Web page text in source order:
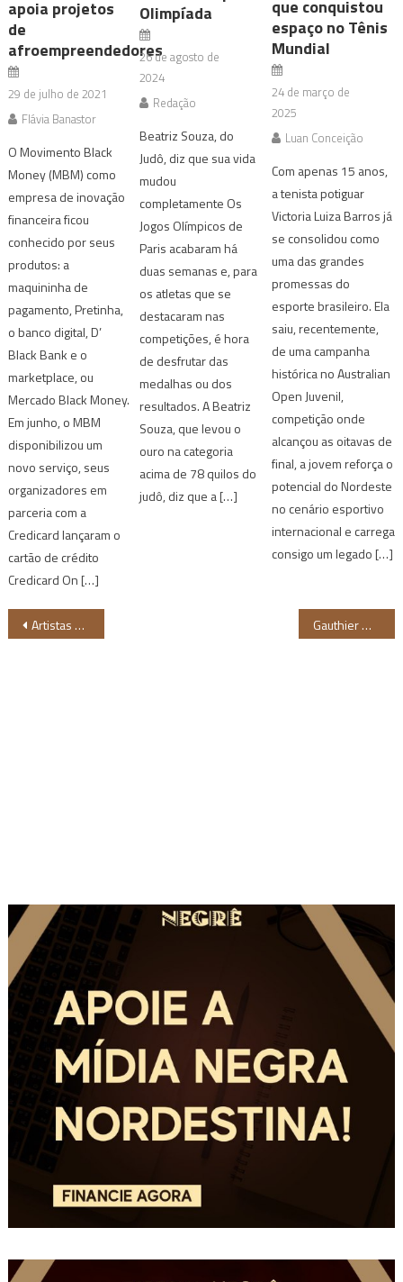
apoia projetos
de
afroempreendedores
29 de julho de 2021
Flávia Banastor
O Movimento Black
Money (MBM) como
empresa de inovação
financeira ficou
conhecido por seus
produtos: a
maquininha de
pagamento, Pretinha,
o banco digital, D’
Black Bank e o
marketplace, ou
Mercado Black Money.
Em junho, o MBM
disponibilizou um
novo serviço, seus
organizadores em
parceria com a
Credicard lançaram o
cartão de crédito
Credicard On […]
Olimpíada
26 de agosto de
2024
Redação
Beatriz Souza, do
Judô, diz que sua vida
mudou
completamente Os
Jogos Olímpicos de
Paris acabaram há
duas semanas e, para
os atletas que se
destacaram nas
competições, é hora
de desfrutar das
medalhas ou dos
resultados. A Beatriz
Souza, que levou o
ouro na categoria
acima de 78 quilos do
judô, diz que a […]
que conquistou
espaço no Tênis
Mundial
24 de março de
2025
Luan Conceição
Com apenas 15 anos,
a tenista potiguar
Victoria Luiza Barros já
se consolidou como
uma das grandes
promessas do
esporte brasileiro. Ela
saiu, recentemente,
de uma campanha
histórica no Australian
Open Juvenil,
competição onde
alcançou as oitavas de
final, a jovem reforça o
potencial do Nordeste
no cenário esportivo
internacional e carrega
consigo um legado […]
Navegação
Artistas negres LGBTQIA+ lançam obra que reflete sobre padrões cis e transgeneridade Gauthier Mvumbi, o homem negro que está quebrando barreiras no Handebol